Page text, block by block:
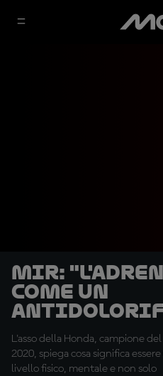
Mir:
come un
L'asso della Honda, campione
2020, spiega cosa significa
livello fisico, mentale e non solo